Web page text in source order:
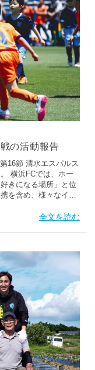
直な感想です。...
の活動報告
16節 清水エスパルス
横浜FCでは、ホー
きになる場所」と位
を含め、様々なイベ
浜市内4種の各団体
全文を読む